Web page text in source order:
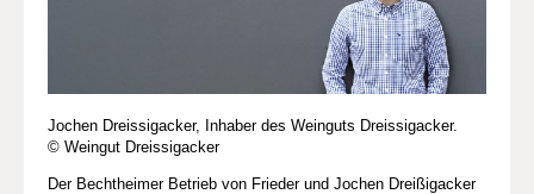
Jochen Dreissigacker, Inhaber des Weinguts Dreissigacker.
© Weingut Dreissigacker
Der Bechtheimer Betrieb von Frieder und Jochen Dreißigacker